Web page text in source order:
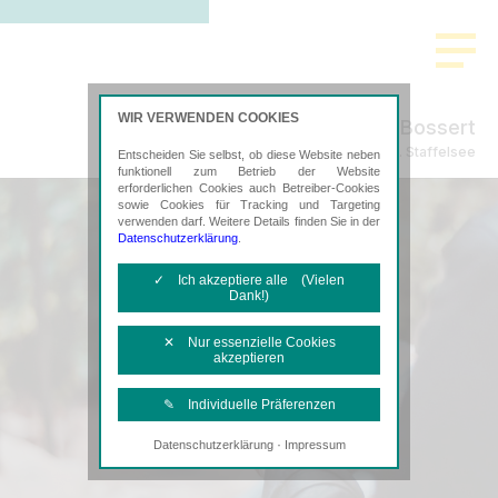
Willershausen & Bossert
Steuerberatung in Murnau a. Staffelsee
WIR VERWENDEN COOKIES
Entscheiden Sie selbst, ob diese Website neben
funktionell zum Betrieb der Website
erforderlichen Cookies auch Betreiber-Cookies
sowie Cookies für Tracking und Targeting
verwenden darf. Weitere Details finden Sie in der
Datenschutzerklärung
✓ Ich akzeptiere alle (Vielen
Dank!)
✕ Nur essenzielle Cookies
akzeptieren
✎ Individuelle Präferenzen
Notwendige Cookies
Diese Cookies sind erforderlich, um die
Datenschutzerklärung· Impressum